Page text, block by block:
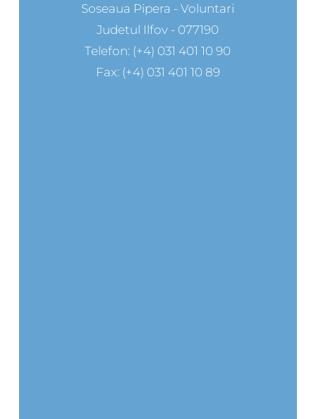
Soseaua Pipera - Voluntari
Judetul Ilfov - 077190
Telefon: (+4) 031 401 10 90
Fax: (+4) 031 401 10 89